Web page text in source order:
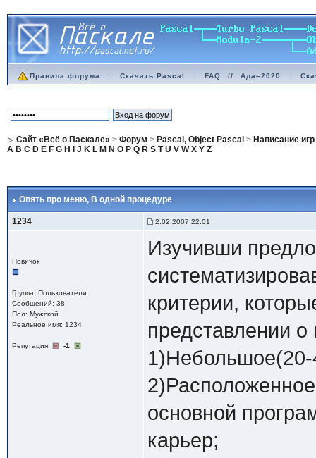
Правила форума :: Скачать Pascal :: FAQ // Ада–2020 ::
Сайт «Всё о Паскале» > Форум > Pascal, Object Pascal > Написание игр
A B C D E F G H J K L M N O P Q R S T U V W X Y Z
Опять про меню, В одной процедуре
1234 2.02.2007 22:01
Новичок
Группа: Пользователи
Сообщений: 38
Пол: Мужской
Реальное имя: 1234
Репутация: -1
Изучивши
критерии,
представлении
1)Небольшое(20-
основной
карьер;